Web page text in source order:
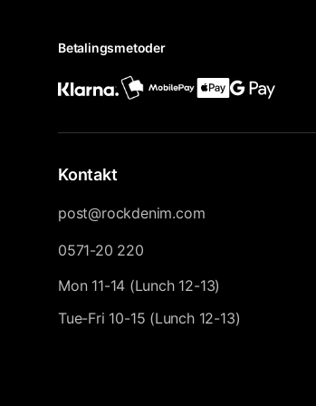
Betalingsmetoder
Kontakt
post@rockdenim.com
0571-20 220
Mon 11-14 (Lunch 12-13)
Tue-Fri 10-15 (Lunch 12-13)